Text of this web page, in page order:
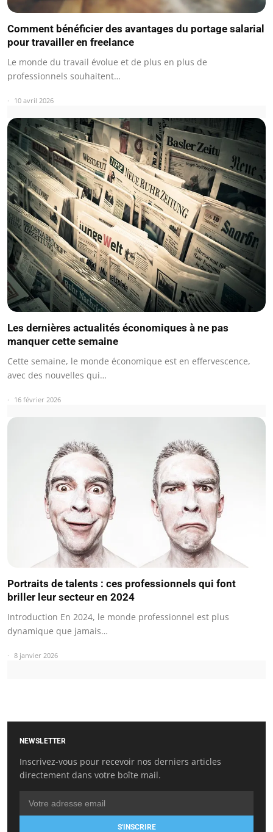
Comment bénéficier des avantages du portage salarial
pour travailler en freelance
Le monde du travail évolue et de plus en plus de
professionnels souhaitent…
10 avril 2026
Les dernières actualités économiques à ne pas
manquer cette semaine
Cette semaine, le monde économique est en effervescence,
avec des nouvelles qui…
16 février 2026
Portraits de talents : ces professionnels qui font
briller leur secteur en 2024
Introduction En 2024, le monde professionnel est plus
dynamique que jamais…
8 janvier 2026
NEWSLETTER
Inscrivez-vous pour recevoir nos derniers articles
directement dans votre boîte mail.
S'INSCRIRE